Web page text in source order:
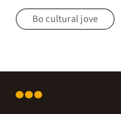
Bo cultural jove